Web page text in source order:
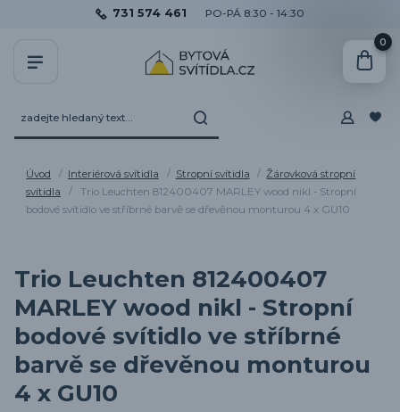
731 574 461 PO-PÁ 8:30 - 14:30
0
Úvod Interiérová svítidla Stropní svítidla
Žárovková stropní
svítidla
Trio Leuchten 812400407 MARLEY wood nikl - Stropní
bodové svítidlo ve stříbrné barvě se dřevěnou monturou 4 x GU10
Trio Leuchten 812400407
MARLEY wood nikl - Stropní
bodové svítidlo ve stříbrné
barvě se dřevěnou monturou
4 x GU10